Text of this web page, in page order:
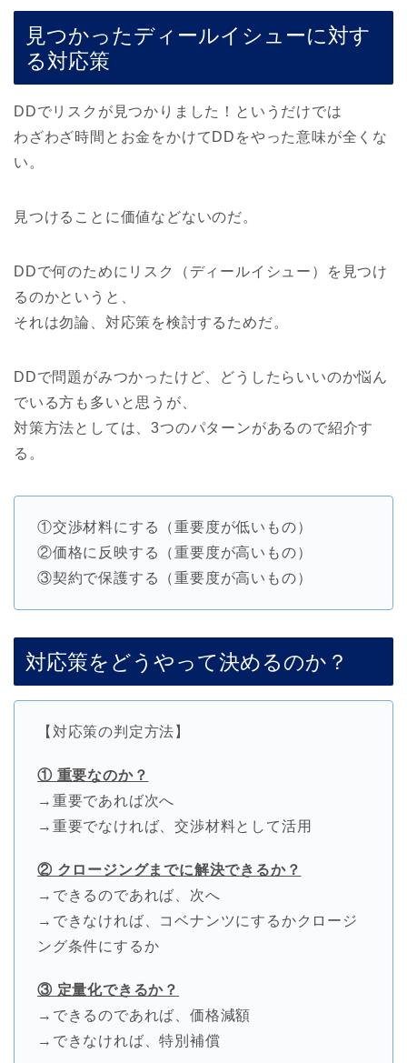
見つかったディールイシューに対す
る対応策
DDでリスクが見つかりました！というだけでは
わざわざ時間とお金をかけてDDをやった意味が全くな
い。
見つけることに価値などないのだ。
DDで何のためにリスク（ディールイシュー）を見つけ
るのかというと、
それは勿論、対応策を検討するためだ。
DDで問題がみつかったけど、どうしたらいいのか悩ん
でいる方も多いと思うが、
対策方法としては、3つのパターンがあるので紹介す
る。
①交渉材料にする（重要度が低いもの）
②価格に反映する（重要度が高いもの）
③契約で保護する（重要度が高いもの）
対応策をどうやって決めるのか？
【対応策の判定方法】
① 重要なのか？
→重要であれば次へ
→重要でなければ、交渉材料として活用
② クロージングまでに解決できるか？
→できるのであれば、次へ
→できなければ、コベナンツにするかクロージ
ング条件にするか
③ 定量化できるか？
→できるのであれば、価格減額
→できなければ、特別補償